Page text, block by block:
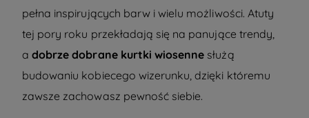
pełna inspirujących barw i wielu możliwości. Atuty
tej pory roku przekładają się na panujące trendy,
adobrze dobrane kurtki wiosennesłużą
budowaniu kobiecego wizerunku, dzięki któremu
zawsze zachowasz pewność siebie.